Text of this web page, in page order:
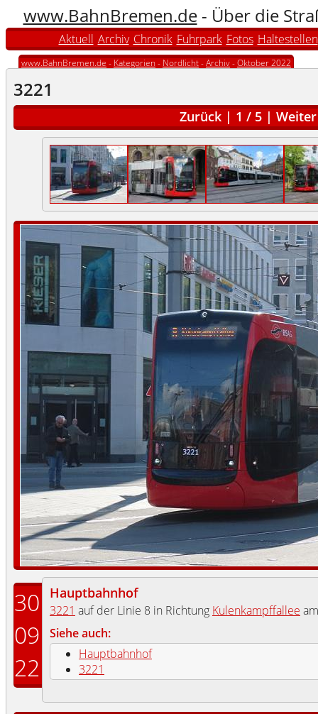
www.BahnBremen.de- Über die
Aktuell Archiv Chronik Fuhrpark Fotos Haltestellen
www.BahnBremen.de - Kategorien - Nordlicht-Archiv-Oktober 2022
3221
Zurück | 1 / 5 | Weiter
30
09
22
Hauptbahnhof
3221 auf der Linie 8 in Richtung Kulenkampffallee
Siehe auch:
Hauptbahnhof
3221